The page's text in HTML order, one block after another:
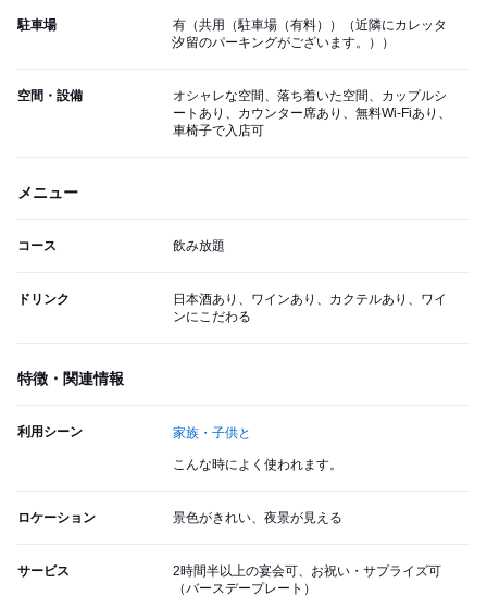
駐車場
有（共用（駐車場（有料））（近隣にカレッタ
汐留のパーキングがございます。））
空間・設備
オシャレな空間、落ち着いた空間、カップルシ
ートあり、カウンター席あり、無料Wi-Fiあり、
車椅子で入店可
メニュー
コース 飲み放題
ドリンク
日本酒あり、ワインあり、カクテルあり、ワイ
ンにこだわる
特徴・関連情報
利用シーン 家族・子供と
こんな時によく使われます。
ロケーション 景色がきれい、夜景が見える
サービス
2時間半以上の宴会可、お祝い・サプライズ可
（バースデープレート）